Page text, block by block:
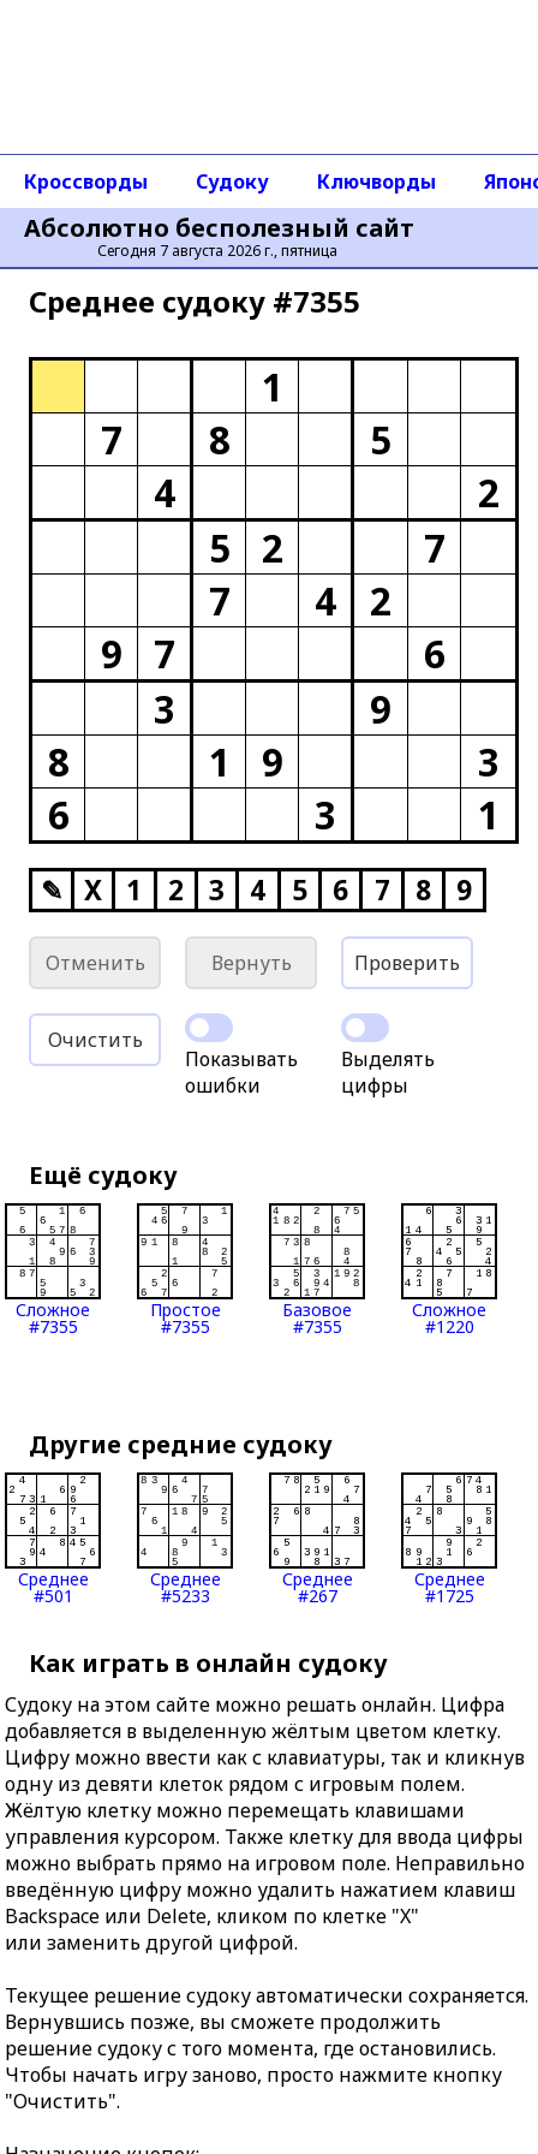
Абсолютно бесполезный сайт
Сегодня 7 августа 2026 г., пятница
Кроссворды Судоку Ключворды
Среднее cудоку #7355
1
7
8
5
4
2
5
2
7
7
4
2
9
7
6
3
9
8
1 9
3
6
3 1
✎ X 1 2 3 4 5 6 7 8 9
Отменить Вернуть Проверить
Очистить
Показывать
ошибки
Выделять
цифры
Ещё судоку
Сложное
#7355
Простое
#7355
Базовое
#7355
Сложное
#1220
Другие средние судоку
Среднее
#501
Среднее
#5233
Среднее
#267
Среднее
#1725
Как играть в онлайн судоку
Судоку на этом сайте можно решать онлайн. Цифра
добавляется в выделенную жёлтым цветом клетку.
Цифру можно ввести как с клавиатуры, так и кликнув
одну из девяти клеток рядом с игровым полем.
Жёлтую клетку можно перемещать клавишами
управления курсором. Также клетку для ввода цифры
можно выбрать прямо на игровом поле. Неправильно
введённую цифру можно удалить нажатием клавиш
Backspace или Delete, кликом по клетке "X"
или заменить другой цифрой.
Текущее решение судоку автоматически сохраняется.
Вернувшись позже, вы сможете продолжить
решение судоку с того момента, где остановились.
Чтобы начать игру заново, просто нажмите кнопку
"Очистить".